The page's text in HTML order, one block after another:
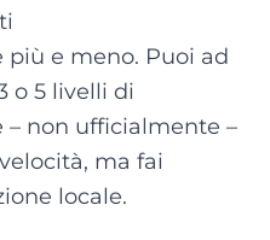
e meno. Puoi ad
o 5 livelli di
– non ufficialmente –
ma fai
locale.